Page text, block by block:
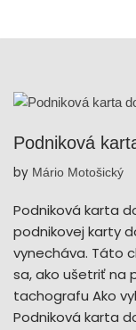
obsah
Podniková
by Mário Motošický
Podniková karta
podnikovej karty
vynecháva. Táto
sa, ako ušetriť na
tachografu Ako
Podniková karta